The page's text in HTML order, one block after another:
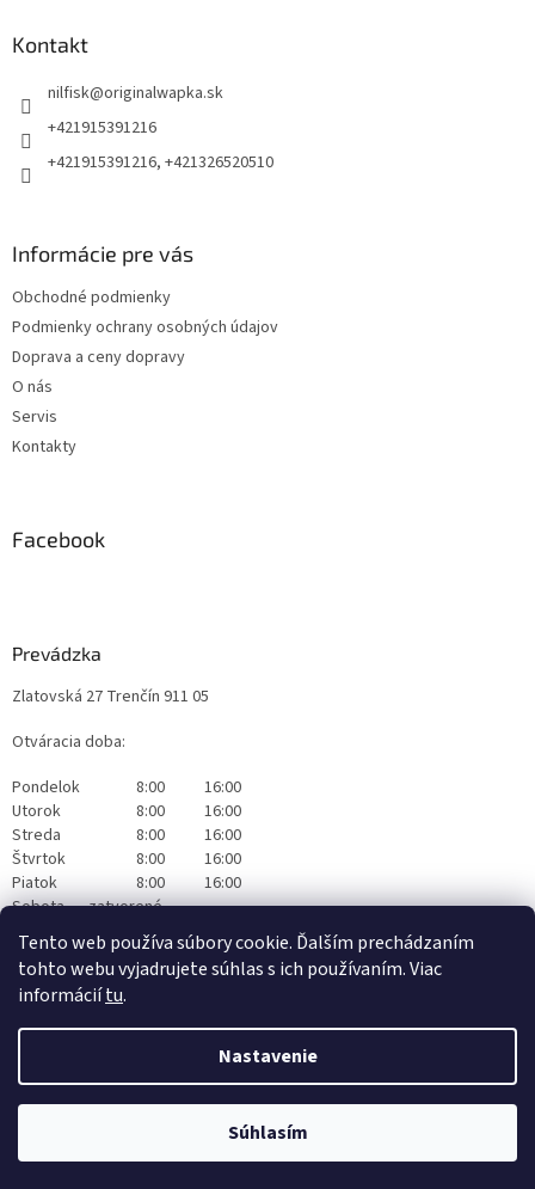
Tento web používa súbory cookie. Ďalším prechádzaním
tohto webu vyjadrujete súhlas s ich používaním. Viac
informáciítu.
Nastavenie
Súhlasím
Kontakt
nilfisk@originalwapka.sk
+421915391216
+421915391216, +421326520510
Informácie pre vás
Obchodné podmienky
Podmienky ochrany osobných údajov
Doprava a ceny dopravy
O nás
Servis
Kontakty
Facebook
Prevádzka
Zlatovská 27 Trenčín 911 05
Otváracia doba:
Pondelok
8:00
16:00
Utorok
8:00
16:00
Streda
8:00
16:00
Štvrtok
8:00
16:00
Piatok
8:00
16:00
Sobota
zatvorené
Nedeľa
zatvorené
Vytvoril Shoptet|Realizoval Appgrade
Originalwapka. Všetky práva vyhradené.